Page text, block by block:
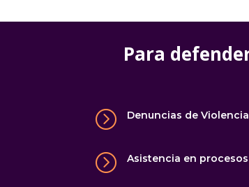
Para
= Denuncias de
= Asistencia en